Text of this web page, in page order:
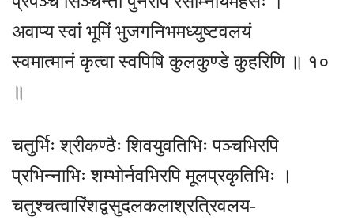
अवाप्य स्वां भूमिं भुजगनिभमध्युष्टवलयं
स्वमात्मानं कृत्वा स्वपिषि कुलकुण्डे कुहरिणि ॥ १०
॥
चतुर्भिः श्रीकण्ठैः शिवयुवतिभिः पञ्चभिरपि
प्रभिन्नाभिः शम्भोर्नवभिरपि मूलप्रकृतिभिः ।
चतुश्चत्वारिंशद्वसुदलकलाश्रत्रिवलय-